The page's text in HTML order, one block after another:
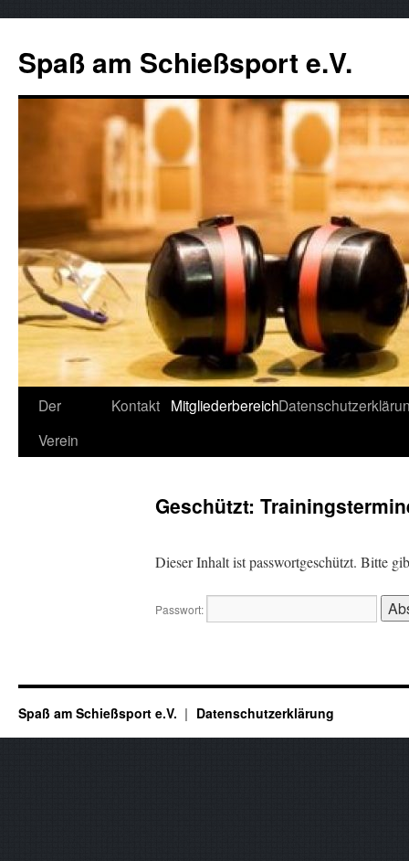
springen
Spaß am Schießsport e.V.
Der
Verein
Kontakt Mitgliederbereich
Geschützt:
Dieser Inhalt ist passwortgeschützt. Bitte
Passwort:
Spaß am Schießsport e.V. Datenschutzerklärung